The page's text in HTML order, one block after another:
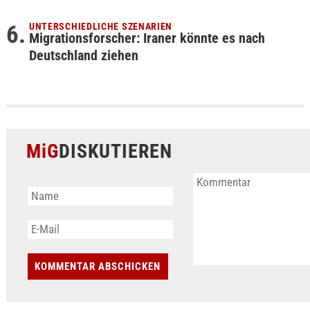
UNTERSCHIEDLICHE SZENARIEN
Migrationsforscher: Iraner könnte es nach
Deutschland ziehen
MiGDISKUTIEREN